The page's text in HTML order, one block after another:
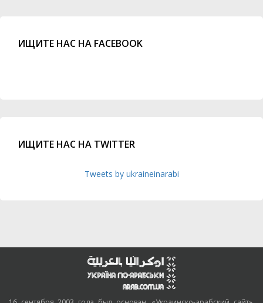
ИЩИТЕ НАС НА FACEBOOK
ИЩИТЕ НАС НА TWITTER
Tweets by ukraineinarabi